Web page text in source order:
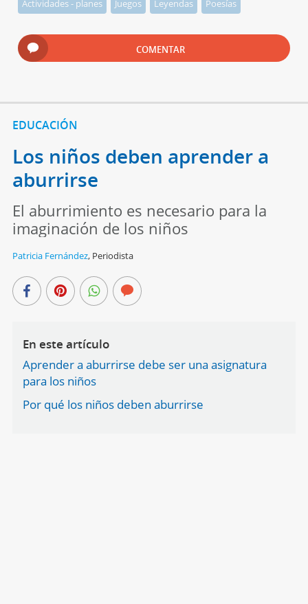
Actividades - planes Juegos Leyendas Poesías
COMENTAR
EDUCACIÓN
Los niños deben aprender a
aburrirse
El aburrimiento es necesario para la
imaginación de los niños
Patricia Fernández, Periodista
En este artículo
Aprender a aburrirse debe ser una asignatura
para los niños
Por qué los niños deben aburrirse